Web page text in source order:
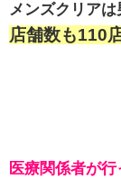
メンズクリアは
店舗数も110
医療関係者が